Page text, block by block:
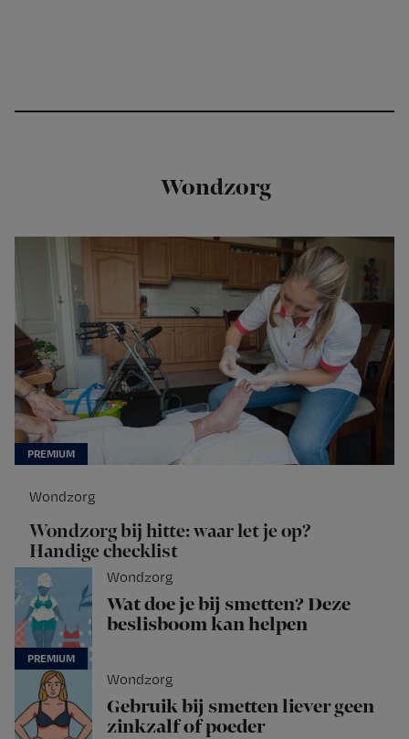
Wondzorg
Wondzorg
Wondzorg bij hitte: waar let je op?
Handige checklist
Wondzorg
Wat doe je bij smetten? Deze
beslisboom kan helpen
Wondzorg
Gebruik bij smetten liever geen
zinkzalf of poeder